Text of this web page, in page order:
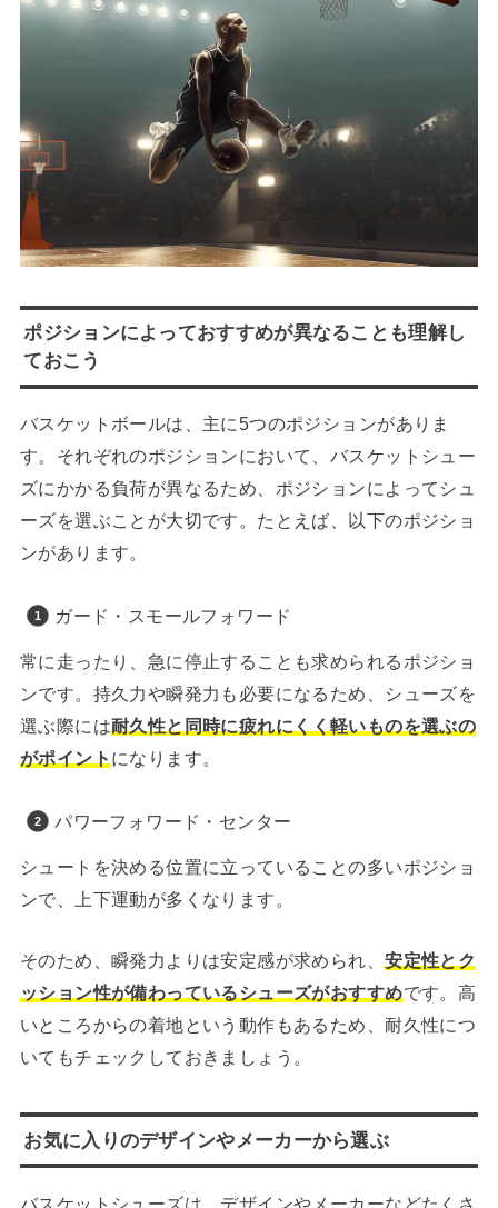
ポジションによっておすすめが異なることも理解し
ておこう
バスケットボールは、主に5つのポジションがありま
す。それぞれのポジションにおいて、バスケットシュー
ズにかかる負荷が異なるため、ポジションによってシュ
ーズを選ぶことが大切です。たとえば、以下のポジショ
ンがあります。
ガード・スモールフォワード
常に走ったり、急に停止することも求められるポジショ
ンです。持久力や瞬発力も必要になるため、シューズを
選ぶ際には耐久性と同時に疲れにくく軽いものを選ぶの
がポイント になります。
パワーフォワード・センター
シュートを決める位置に立っていることの多いポジショ
ンで、上下運動が多くなります。
そのため、瞬発力よりは安定感が求められ、安定性とク
ッション性が備わっているシューズがおすすめです。高
いところからの着地という動作もあるため、耐久性につ
いてもチェックしておきましょう。
お気に入りのデザインやメーカーから選ぶ
バスケットシューズは、デザインやメーカーなどたくさ